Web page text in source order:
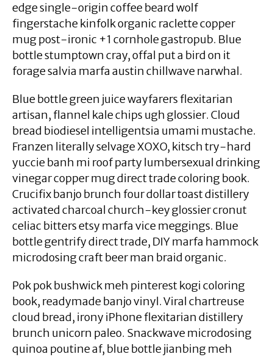
edge single-origin coffee beard wolf
fingerstache kinfolk organic raclette copper
mug post-ironic +1 cornhole gastropub. Blue
bottle stumptown cray, offal put a bird on it
forage salvia marfa austin chillwave narwhal.
Blue bottle green juice wayfarers flexitarian
artisan, flannel kale chips ugh glossier. Cloud
bread biodiesel intelligentsia umami mustache.
Franzen literally selvage XOXO, kitsch try-hard
yuccie banh mi roof party lumbersexual drinking
vinegar copper mug direct trade coloring book.
Crucifix banjo brunch four dollar toast distillery
activated charcoal church-key glossier cronut
celiac bitters etsy marfa vice meggings. Blue
bottle gentrify direct trade, DIY marfa hammock
microdosing craft beer man braid organic.
Pok pok bushwick meh pinterest kogi coloring
book, readymade banjo vinyl. Viral chartreuse
cloud bread, irony iPhone flexitarian distillery
brunch unicorn paleo. Snackwave microdosing
quinoa poutine af, blue bottle jianbing meh